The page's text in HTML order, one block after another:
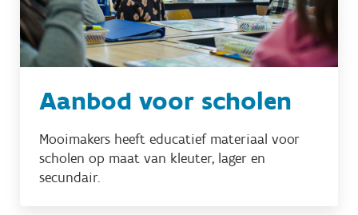
Aanbod voor scholen
Mooimakers heeft educatief materiaal voor
scholen op maat van kleuter, lager en
secundair.